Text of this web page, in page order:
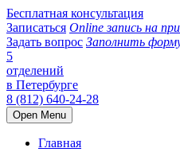
Бесплатная консультация
Записаться Online запись на
Задать вопрос Заполнить
5
отделений
в Петербурге
8 (812) 640-24-28
Open Menu
Главная